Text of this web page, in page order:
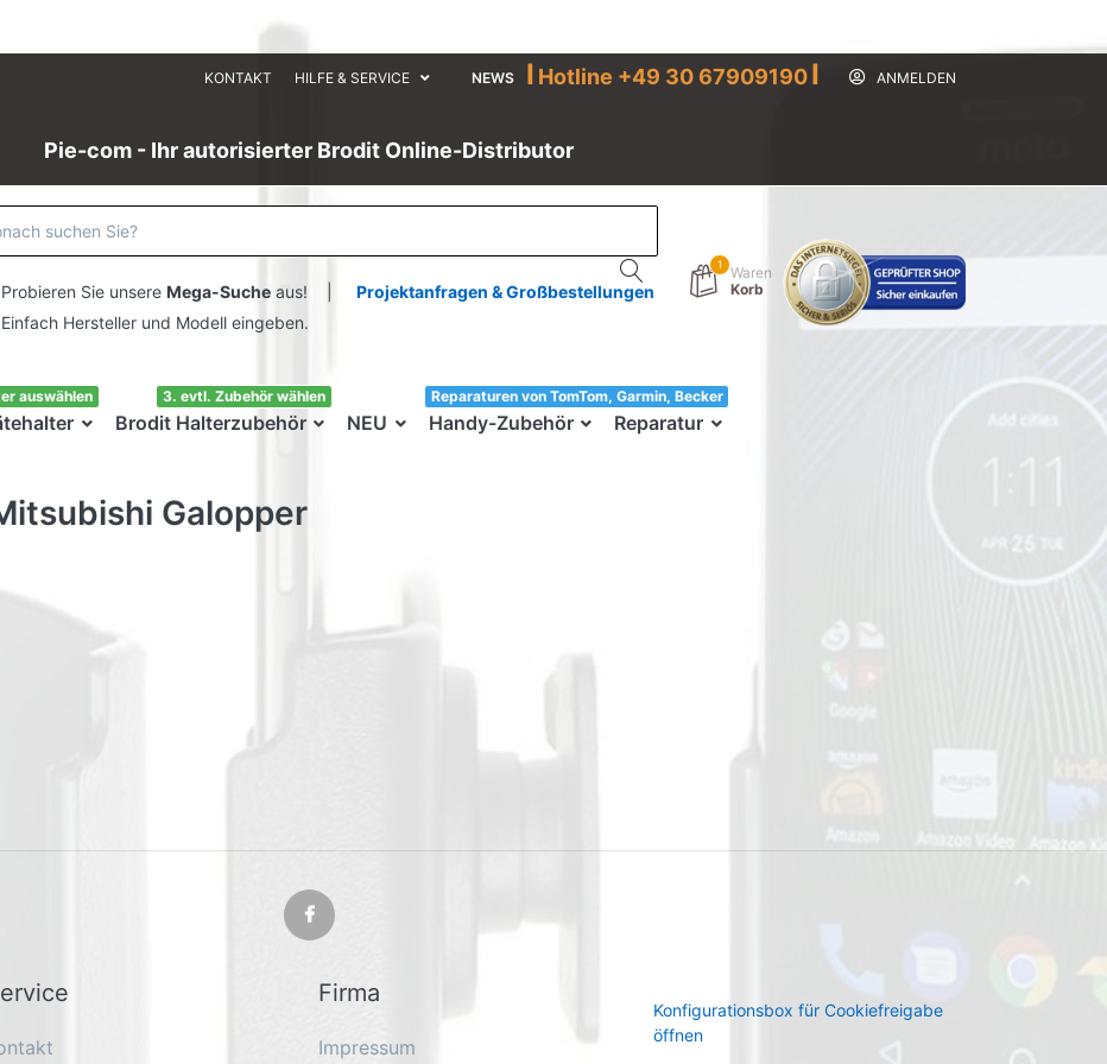
KONTAKT HILFE & SERVICE NEWS I Hotline +49 30 67909190I ANMELDEN
Pie-com - Ihr autorisierter Brodit Online-Distributor
Probieren Sie unsere Mega-Sucheaus! | Projektanfragen & Großbestellungen
Hersteller und Modell eingeben.
1
Waren
Korb
auswählen
Brodit Halterzubehör
3. evtl. Zubehör wählen
NEU Handy-Zubehör
33!
Reparatur
Reparaturen von TomTom, Garmin, Becker
Galopper
Firma
Impressum
Konfigurationsbox für Cookiefreigabe
öffnen